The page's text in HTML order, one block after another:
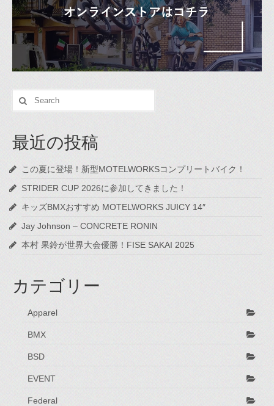
Search
for:
最近の投稿
この夏に登場！新型MOTELWORKSコンプリートバイク！
STRIDER CUP 2026に参加してきました！
キッズBMXおすすめ MOTELWORKS JUICY 14″
Jay Johnson – CONCRETE RONIN
本村 果鈴が世界大会優勝！FISE SAKAI 2025
カテゴリー
Apparel
BMX
BSD
EVENT
Federal